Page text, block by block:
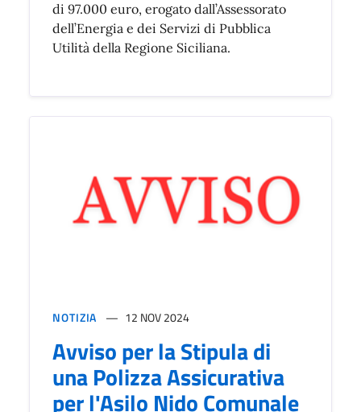
di 97.000 euro, erogato dall’Assessorato
dell’Energia e dei Servizi di Pubblica
Utilità della Regione Siciliana.
NOTIZIA 12 NOV 2024
Avviso per la Stipula di
una Polizza Assicurativa
per l'Asilo Nido Comunale